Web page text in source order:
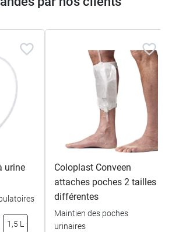
urine
1,5 L
Coloplast Conveen
attaches poches 2 tailles
différentes
Maintien des poches
urinaires